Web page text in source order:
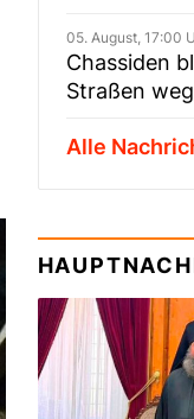
05. August, 17:00
Chassiden
Straßen
Alle